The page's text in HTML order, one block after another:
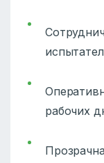
рабочих